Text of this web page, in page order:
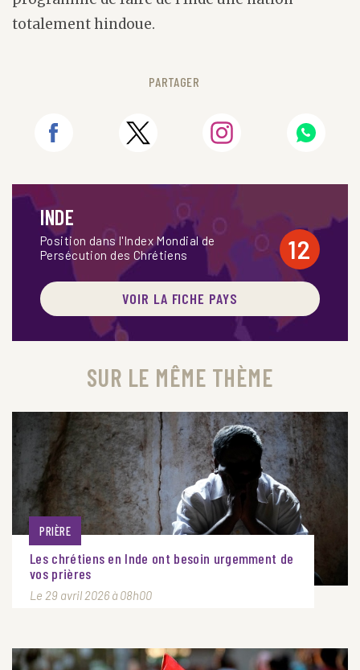
totalement hindoue.
PARTAGER
INDE
Position dans l'Index Mondial de
Persécution des Chrétiens
12
VOIR LA FICHE PAYS
SUR LE MÊME THÈME
PRIÈRE
Les chrétiens en Inde ont besoin urgemment de
vos prières
Le 29 avril 2026 à 08h00